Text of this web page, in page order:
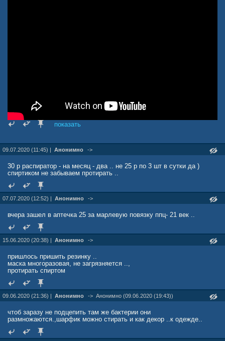
показать
09.07.2020 (11:45) | Анонимно ->
30 р распиратор - на месяц - два .. не 25 р по 3 шт в сутки да )
спиртиком не забываем протирать ..
07.07.2020 (12:52) | Анонимно ->
вчера зашел в аптечка 25 за марлевую повязку ппц- 21 век ..
15.06.2020 (20:38) | Анонимно ->
пришлось пришить резинку ..
маска многоразовая, не загрязняется ..,
протирать спиртом
09.06.2020 (21:36) | Анонимно -> Анонимно (09.06.2020 (19:43))
чтоб заразу не подцепить там же бактерии они
размножаются.,шарфик можно стирать и как декор ..к одежде..